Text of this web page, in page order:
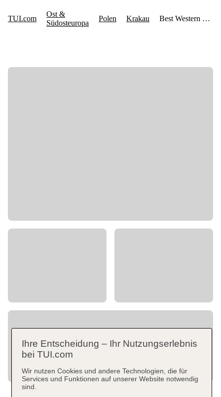
Ihre Entscheidung – Ihr Nutzungserlebnis
bei TUI.com
Wir nutzen Cookies und andere Technologien, die für
Services und Funktionen auf unserer Website notwendig
sind.